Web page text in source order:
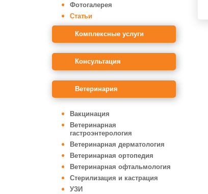
Фотогалерея
Статьи
Комплексные услуги
Консультация
Ветеринария
Вакцинация
Ветеринарная
гастроэнтерология
Ветеринарная дерматология
Ветеринарная ортопедия
Ветеринарная офтальмология
Стерилизация и кастрация
УЗИ